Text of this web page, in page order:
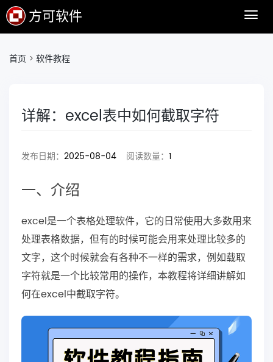
方可软件
首页 > 软件教程
详解：excel表中如何截取字符
发布日期： 2025-08-04 阅读数量： 1
一、介绍
excel是一个表格处理软件，它的日常使用大多数用来
处理表格数据，但有的时候可能会用来处理比较多的
文字，这个时候就会有各种不一样的需求，例如载取
字符就是一个比较常用的操作，本教程将详细讲解如
何在excel中截取字符。